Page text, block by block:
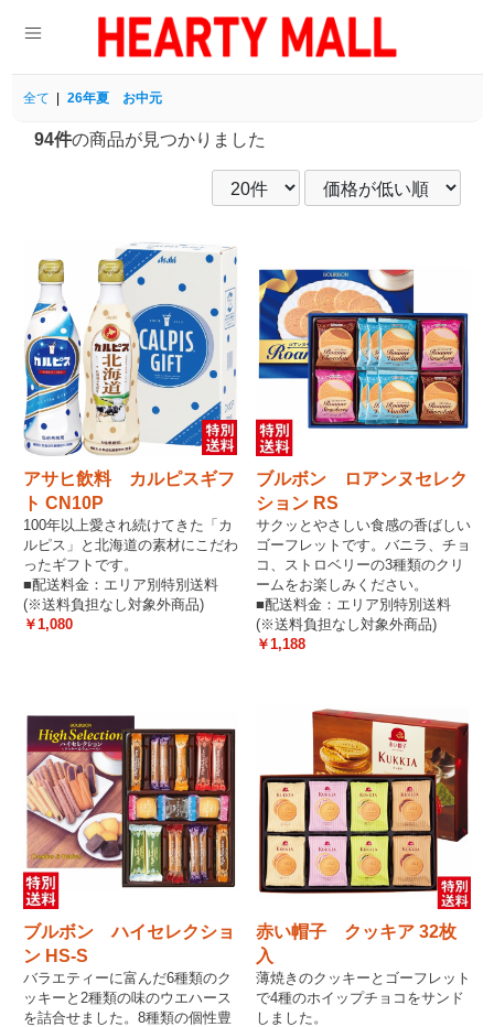
全て | 26年夏 お中元
94件の商品が見つかりました
アサヒ飲料 カルピスギフ
ト CN10P
100年以上愛され続けてきた「カ
ルピス」と北海道の素材にこだわ
ったギフトです。
■配送料金：エリア別特別送料
(※送料負担なし対象外商品)
￥1,080
ブルボン ロアンヌセレク
ション RS
サクッとやさしい食感の香ばしい
ゴーフレットです。バニラ、チョ
コ、ストロベリーの3種類のクリ
ームをお楽しみください。
■配送料金：エリア別特別送料
(※送料負担なし対象外商品)
￥1,188
ブルボン ハイセレクショ
ン HS-S
バラエティーに富んだ6種類のク
ッキーと2種類の味のウエハース
を詰合せました。8種類の個性豊
赤い帽子 クッキア 32枚
入
薄焼きのクッキーとゴーフレット
で4種のホイップチョコをサンド
しました。